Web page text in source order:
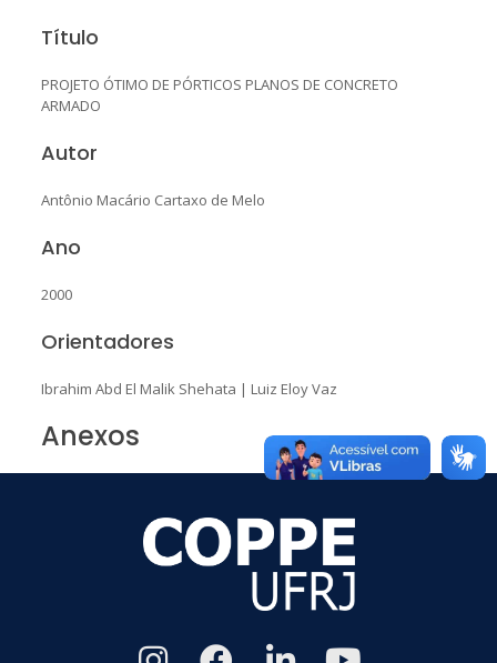
Título
PROJETO ÓTIMO DE PÓRTICOS PLANOS DE CONCRETO
ARMADO
Autor
Antônio Macário Cartaxo de Melo
Ano
2000
Orientadores
Ibrahim Abd El Malik Shehata | Luiz Eloy Vaz
Anexos